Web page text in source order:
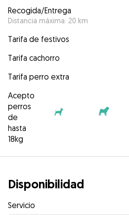
Recogida/Entrega
Distancia máxima: 20 km
Tarifa de festivos
Tarifa cachorro
Tarifa perro extra
Acepto
perros
de
hasta
18kg
Disponibilidad
Servicio